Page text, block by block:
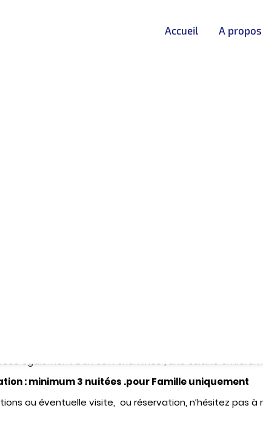
Accueil A propos
Meublé A louer – Lycée régnault –
vous présente à la location courte durée , au 3
de la Wilaya ( quartier administratif ,
, cafés, restaurants, plage et nouvelle marina à 10
également d’un coin cheminée , une cuisine
: minimum 3 nuitées .pour Famille uniquement
ou éventuelle visite, ou réservation, n’hésitez pas